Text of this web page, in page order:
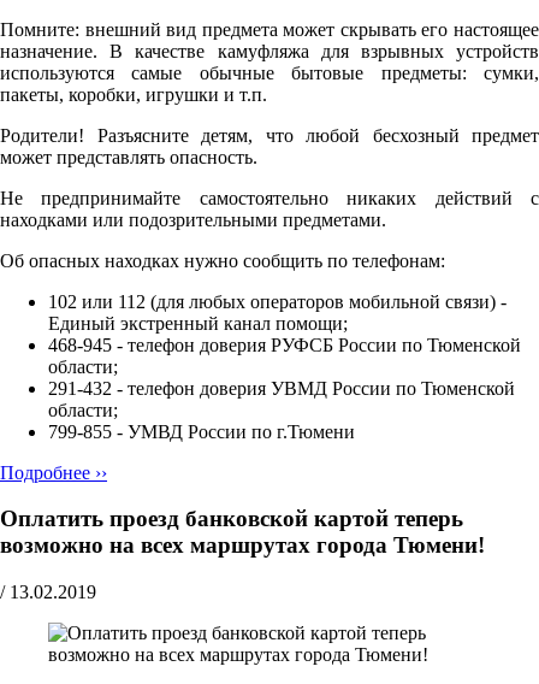
Помните: внешний вид предмета может скрывать его настоящее
назначение. В качестве камуфляжа для взрывных устройств
используются самые обычные бытовые предметы: сумки,
пакеты, коробки, игрушки и т.п.
Родители! Разъясните детям, что любой бесхозный предмет
может представлять опасность.
Не предпринимайте самостоятельно никаких действий с
находками или подозрительными предметами.
Об опасных находках нужно сообщить по телефонам:
102 или 112 (для любых операторов мобильной связи) -
Единый экстренный канал помощи;
468-945 - телефон доверия РУФСБ России по Тюменской
области;
291-432 - телефон доверия УВМД России по Тюменской
области;
799-855 - УМВД России по г.Тюмени
Подробнее ››
Оплатить проезд банковской картой теперь
возможно на всех маршрутах города Тюмени!
/ 13.02.2019